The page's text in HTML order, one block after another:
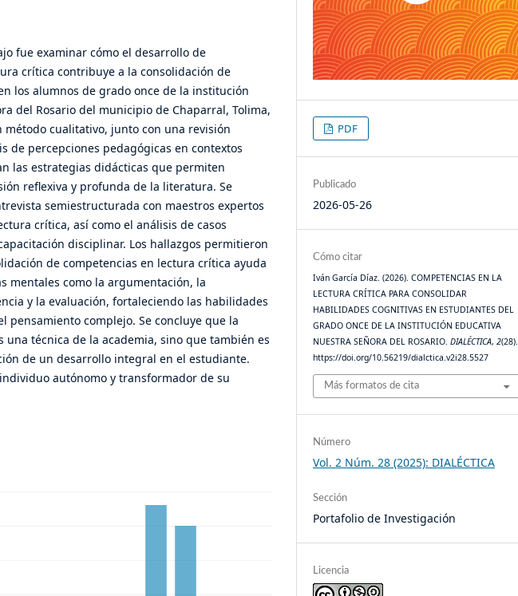
fue examinar cómo el desarrollo de
crítica contribuye a la consolidación de
los alumnos de grado once de la institución
del Rosario del municipio de Chaparral, Tolima,
método cualitativo, junto con una revisión
de percepciones pedagógicas en contextos
las estrategias didácticas que permiten
reflexiva y profunda de la literatura. Se
semiestructurada con maestros expertos
crítica, así como el análisis de casos
disciplinar. Los hallazgos permitieron
de competencias en lectura crítica ayuda
mentales como la argumentación, la
y la evaluación, fortaleciendo las habilidades
pensamiento complejo. Se concluye que la
una técnica de la academia, sino que también es
de un desarrollo integral en el estudiante.
autónomo y transformador de su
PDF
Publicado
2026-05-26
Cómo citar
Iván García Díaz. (2026). COMPETENCIAS EN LA
LECTURA CRÍTICA PARA CONSOLIDAR
HABILIDADES COGNITIVAS EN ESTUDIANTES DEL
GRADO ONCE DE LA INSTITUCIÓN EDUCATIVA
NUESTRA SEÑORA DEL ROSARIO.DIALÉCTICA,2(28).
https://doi.org/10.56219/dialctica.v2i28.5527
Más formatos de cita
Número
Vol. 2 Núm. 28 (2025): DIALÉCTICA
Sección
Portafolio de Investigación
Licencia